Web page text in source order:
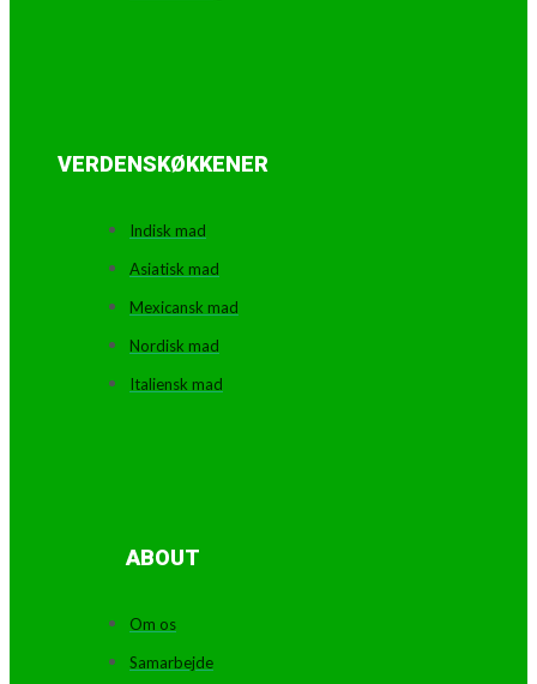
VERDENSKØKKENER
Indisk mad
Asiatisk mad
Mexicansk mad
Nordisk mad
Italiensk mad
ABOUT
Om os
Samarbejde